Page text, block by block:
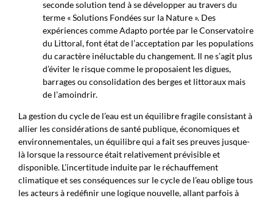
seconde solution tend à se développer au travers du
terme « Solutions Fondées sur la Nature ». Des
expériences comme Adapto portée par le Conservatoire
du Littoral, font état de l’acceptation par les populations
du caractère inéluctable du changement. Il ne s’agit plus
d’éviter le risque comme le proposaient les digues,
barrages ou consolidation des berges et littoraux mais
de l’amoindrir.
La gestion du cycle de l’eau est un équilibre fragile consistant à
allier les considérations de santé publique, économiques et
environnementales, un équilibre qui a fait ses preuves jusque-
là lorsque la ressource était relativement prévisible et
disponible. L’incertitude induite par le réchauffement
climatique et ses conséquences sur le cycle de l’eau oblige tous
les acteurs à redéfinir une logique nouvelle, allant parfois à